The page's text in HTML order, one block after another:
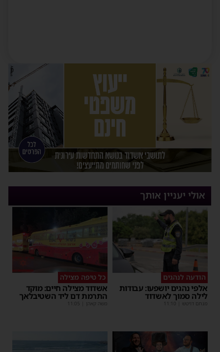
אולי יעניין אותך
הודעה לנהגים
אלפי נהגים יושפעו: עבודות
לילה סמוך לאשדוד
מנחם דויטש 11:10
כל טיפה מצילה
אשדוד מצילה חיים: מוקד
התרמת דם ליד השטיבלאך
משה קאהן 11:05